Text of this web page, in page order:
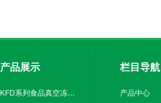
产品展示
KFD系列食品真空冻干机
栏目导航
产品中心